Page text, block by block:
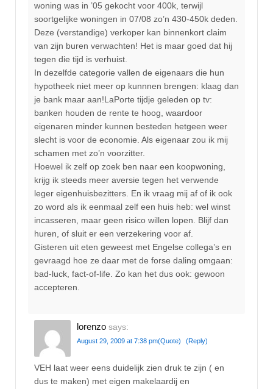
woning was in ’05 gekocht voor 400k, terwijl
soortgelijke woningen in 07/08 zo’n 430-450k deden.
Deze (verstandige) verkoper kan binnenkort claim
van zijn buren verwachten! Het is maar goed dat hij
tegen die tijd is verhuist.
In dezelfde categorie vallen de eigenaars die hun
hypotheek niet meer op kunnnen brengen: klaag dan
je bank maar aan!LaPorte tijdje geleden op tv:
banken houden de rente te hoog, waardoor
eigenaren minder kunnen besteden hetgeen weer
slecht is voor de economie. Als eigenaar zou ik mij
schamen met zo’n voorzitter.
Hoewel ik zelf op zoek ben naar een koopwoning,
krijg ik steeds meer aversie tegen het verwende
leger eigenhuisbezitters. En ik vraag mij af of ik ook
zo word als ik eenmaal zelf een huis heb: wel winst
incasseren, maar geen risico willen lopen. Blijf dan
huren, of sluit er een verzekering voor af.
Gisteren uit eten geweest met Engelse collega’s en
gevraagd hoe ze daar met de forse daling omgaan:
bad-luck, fact-of-life. Zo kan het dus ook: gewoon
accepteren.
lorenzo says:
August 29, 2009 at 7:38 pm(Quote) (Reply)
VEH laat weer eens duidelijk zien druk te zijn ( en
dus te maken) met eigen makelaardij en